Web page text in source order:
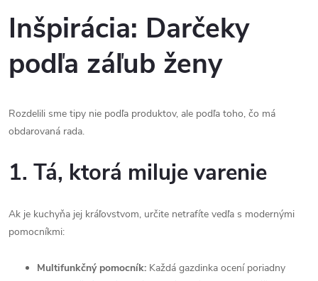
Inšpirácia: Darčeky
podľa záľub ženy
Rozdelili sme tipy nie podľa produktov, ale podľa toho, čo má
obdarovaná rada.
1. Tá, ktorá miluje varenie
Ak je kuchyňa jej kráľovstvom, určite netrafíte vedľa s modernými
pomocníkmi:
Multifunkčný pomocník: Každá gazdinka ocení poriadny